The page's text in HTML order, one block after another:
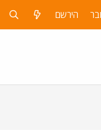
הירשם